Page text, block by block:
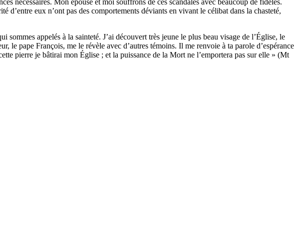
nécessaires. Mon épouse et moi souffrons de ces scandales avec beaucoup de fidèles.
eux n’ont pas des comportements déviants en vivant le célibat dans la chasteté,
appelés à la sainteté. J’ai découvert très jeune le plus beau visage de l’Église, le
le pape François, me le révèle avec d’autres témoins. Il me renvoie à ta parole d’espérance
pierre je bâtirai mon Église ; et la puissance de la Mort ne l’emportera pas sur elle » (Mt